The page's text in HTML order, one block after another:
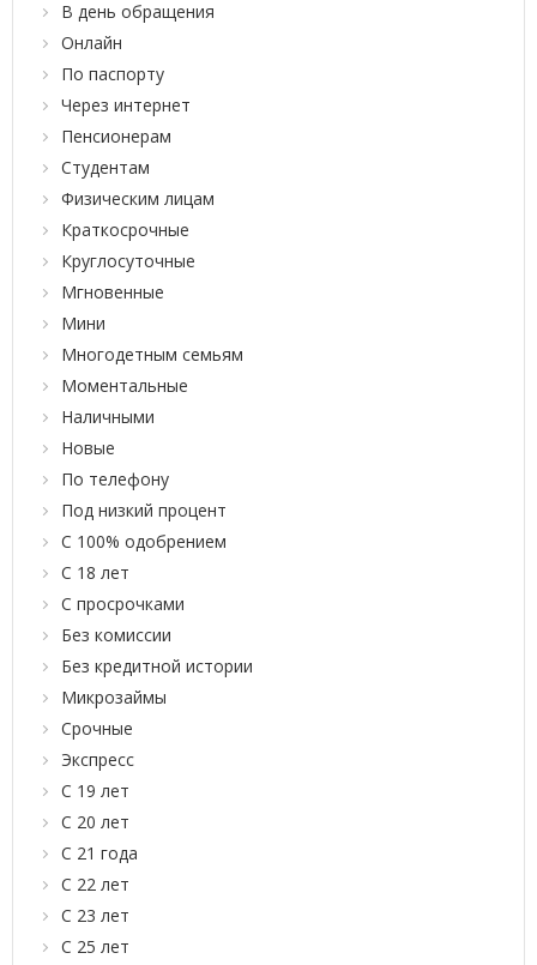
В день обращения
Онлайн
По паспорту
Через интернет
Пенсионерам
Студентам
Физическим лицам
Краткосрочные
Круглосуточные
Мгновенные
Мини
Многодетным семьям
Моментальные
Наличными
Новые
По телефону
Под низкий процент
С 100% одобрением
С 18 лет
С просрочками
Без комиссии
Без кредитной истории
Микрозаймы
Срочные
Экспресс
С 19 лет
С 20 лет
С 21 года
С 22 лет
С 23 лет
С 25 лет